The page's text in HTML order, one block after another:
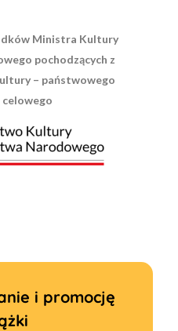
Ministra Kultury
pochodzących z
– państwowego
i promocję